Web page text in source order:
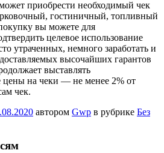
приобрести необходимый чек
гостиничный, топливный
вы можете для
целевое использование
утраченных, немного заработать и
высочайших гарантов
выставлять
цены на чеки — не менее 2% от
чек.
автором Gwp в рубрике Без